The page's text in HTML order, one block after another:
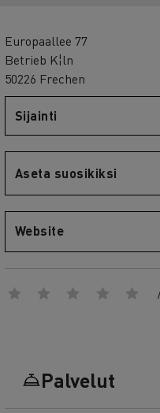
Europaallee 77
Betrieb K¦ln
50226 Frechen
Sijainti
Aseta suosikiksi
Website
Palvelut